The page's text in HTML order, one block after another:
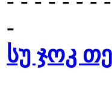
-
სუ ჯოკ